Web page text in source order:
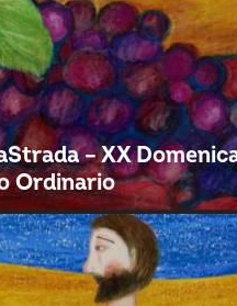
– XX
Ordinario